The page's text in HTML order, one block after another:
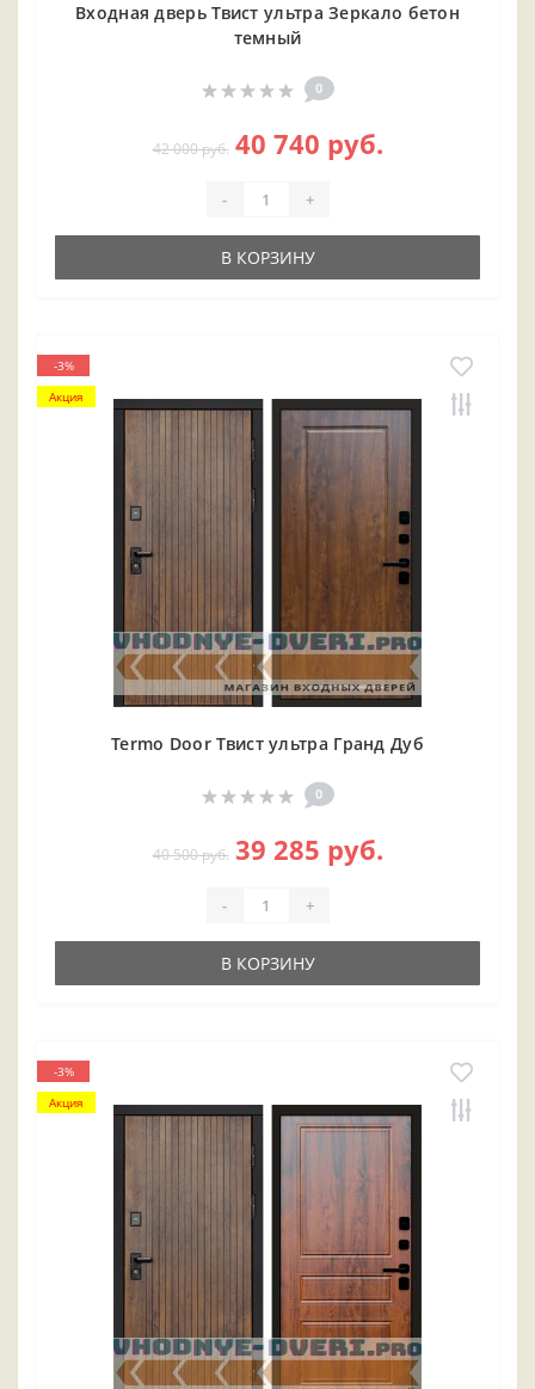
Входная дверь Твист ультра Зеркало бетон
темный
0
42 000 руб. 40 740 руб.
- +
В КОРЗИНУ
-3%
Акция
Termo Door Твист ультра Гранд Дуб
0
40 500 руб. 39 285 руб.
- +
В КОРЗИНУ
-3%
Акция